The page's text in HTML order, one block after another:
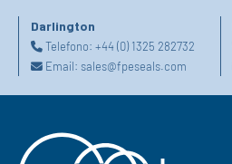
Darlington
Telefono: +44 (0) 1325 282732
Email: sales@fpeseals.com